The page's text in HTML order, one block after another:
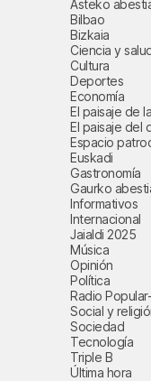
Asteko
Bilbao
Bizkaia
Ciencia y
Cultura
Deportes
Economía
El paisaje de
El paisaje del
Espacio
Euskadi
Gastronomía
Gaurko
Informativos
Internacional
Jaialdi 2025
Música
Opinión
Política
Radio
Social y
Sociedad
Tecnología
Triple B
Última hora